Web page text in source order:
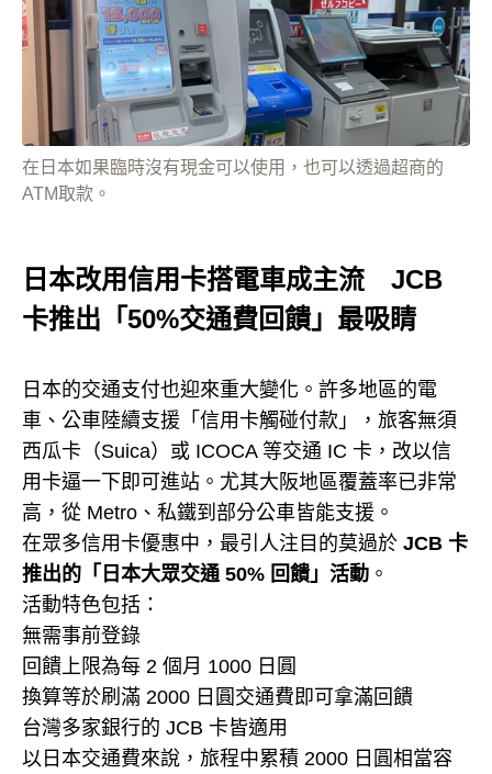
在日本如果臨時沒有現金可以使用，也可以透過超商的
ATM取款。
日本改用信用卡搭電車成主流 JCB
卡推出「50%交通費回饋」最吸睛
日本的交通支付也迎來重大變化。許多地區的電
車、公車陸續支援「信用卡觸碰付款」，旅客無須
西瓜卡（Suica）或 ICOCA 等交通 IC 卡，改以信
用卡逼一下即可進站。尤其大阪地區覆蓋率已非常
高，從 Metro、私鐵到部分公車皆能支援。
在眾多信用卡優惠中，最引人注目的莫過於 JCB 卡
推出的「日本大眾交通 50% 回饋」活動 。
活動特色包括：
無需事前登錄
回饋上限為每 2 個月 1000 日圓
換算等於刷滿 2000 日圓交通費即可拿滿回饋
台灣多家銀行的 JCB 卡皆適用
以日本交通費來說，旅程中累積 2000 日圓相當容